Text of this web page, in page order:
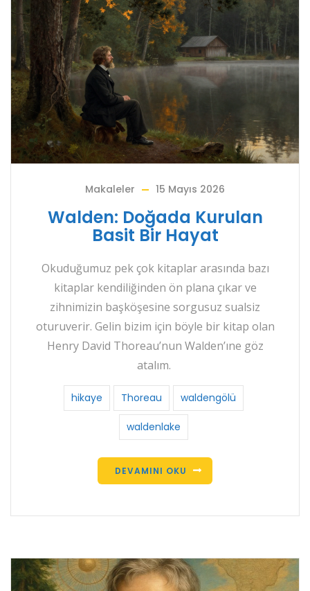
Makaleler 15 Mayıs 2026
Walden: Doğada Kurulan
Basit Bir Hayat
Okuduğumuz pek çok kitaplar arasında bazı
kitaplar kendiliğinden ön plana çıkar ve
zihnimizin başköşesine sorgusuz sualsiz
oturuverir. Gelin bizim için böyle bir kitap olan
Henry David Thoreau’nun Walden’ıne göz
atalım.
hikaye Thoreau waldengölü
waldenlake
DEVAMINI OKU